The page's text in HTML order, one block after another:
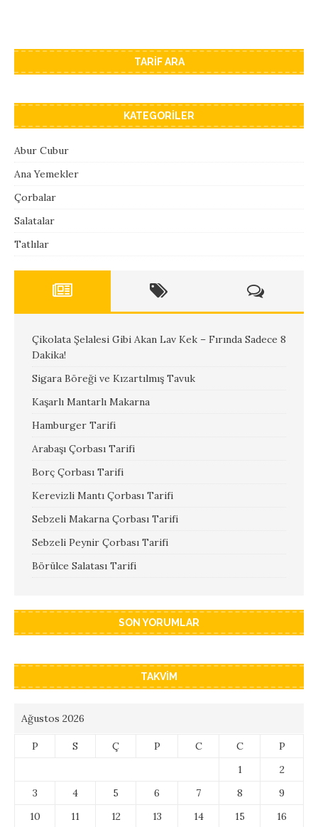
TARIF ARA
KATEGORILER
Abur Cubur
Ana Yemekler
Çorbalar
Salatalar
Tatlılar
Çikolata Şelalesi Gibi Akan Lav Kek – Fırında Sadece 8
Dakika!
Sigara Böreği ve Kızartılmış Tavuk
Kaşarlı Mantarlı Makarna
Hamburger Tarifi
Arabaşı Çorbası Tarifi
Borç Çorbası Tarifi
Kerevizli Mantı Çorbası Tarifi
Sebzeli Makarna Çorbası Tarifi
Sebzeli Peynir Çorbası Tarifi
Börülce Salatası Tarifi
SON YORUMLAR
TAKVIM
Ağustos 2026
P S Ç P C C
P
1
2
3
4 5 6 7 8
9
10
11 12 13 14 15
16